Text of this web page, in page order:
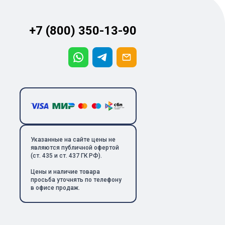
+7 (800) 350-13-90
Указанные на сайте цены не
являются публичной офертой
(ст. 435 и ст. 437 ГК РФ).
Цены и наличие товара
просьба уточнять по телефону
в офисе продаж.